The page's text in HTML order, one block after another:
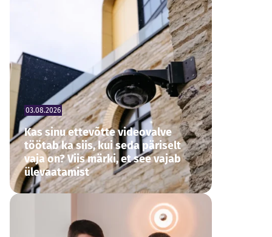
03.08.2026
Kas sinu ettevõtte videovalve
töötab ka siis, kui seda päriselt
vaja on? Viis märki, et see vajab
ülevaatamist